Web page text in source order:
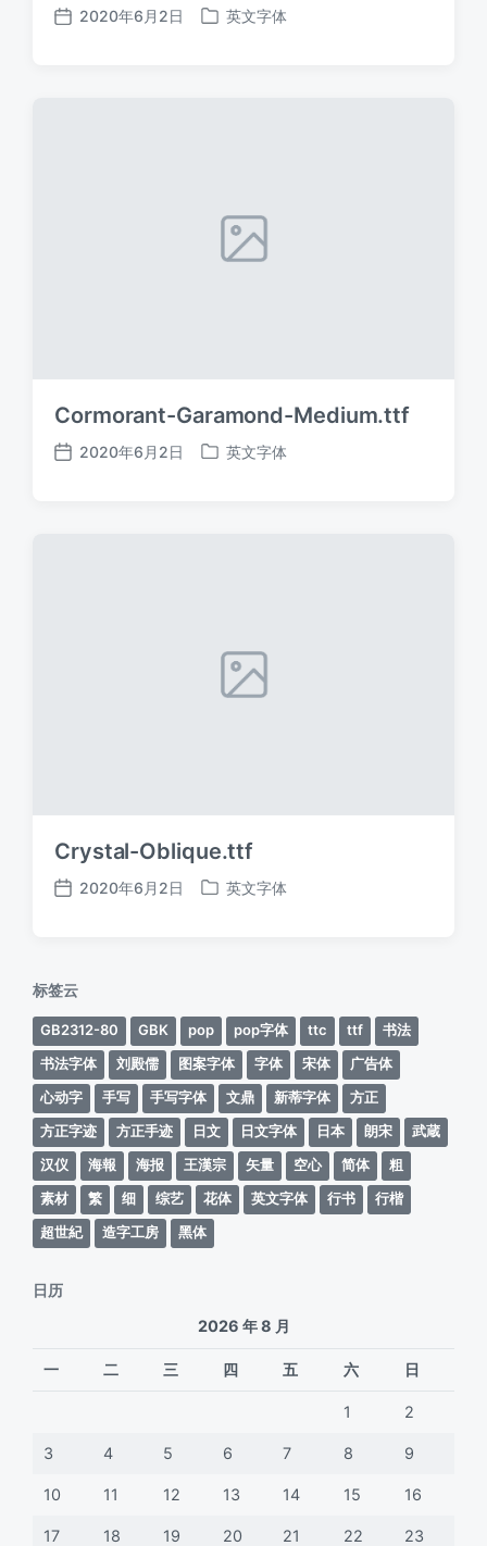
发
2020年6月2日
发
英文字体
Cormorant-Garamond-Medium.ttf
发
2020年6月2日
发
英文字体
Crystal-Oblique.ttf
发
2020年6月2日
发
英文字体
标签云
GB2312-80 GBK pop pop字体 ttc ttf
书法
书法字体
刘殿儒 图案字体 字体 宋体
广告体
心动字
手写 手写字体 文鼎 新蒂字体
方正
方正字迹
方正手迹 日文 日文字体 日本 朗宋
武蔵
汉仪
海報 海报 王漢宗 矢量 空心 简体
粗
素材
繁 细 综艺 花体 英文字体 行书
行楷
超世紀
造字工房 黑体
日历
2026 年 8 月
一 二 三 四 五 六 日
1 2
3 4 5 6 7 8 9
10 11 12 13 14 15 16
17 18 19 20 21 22 23